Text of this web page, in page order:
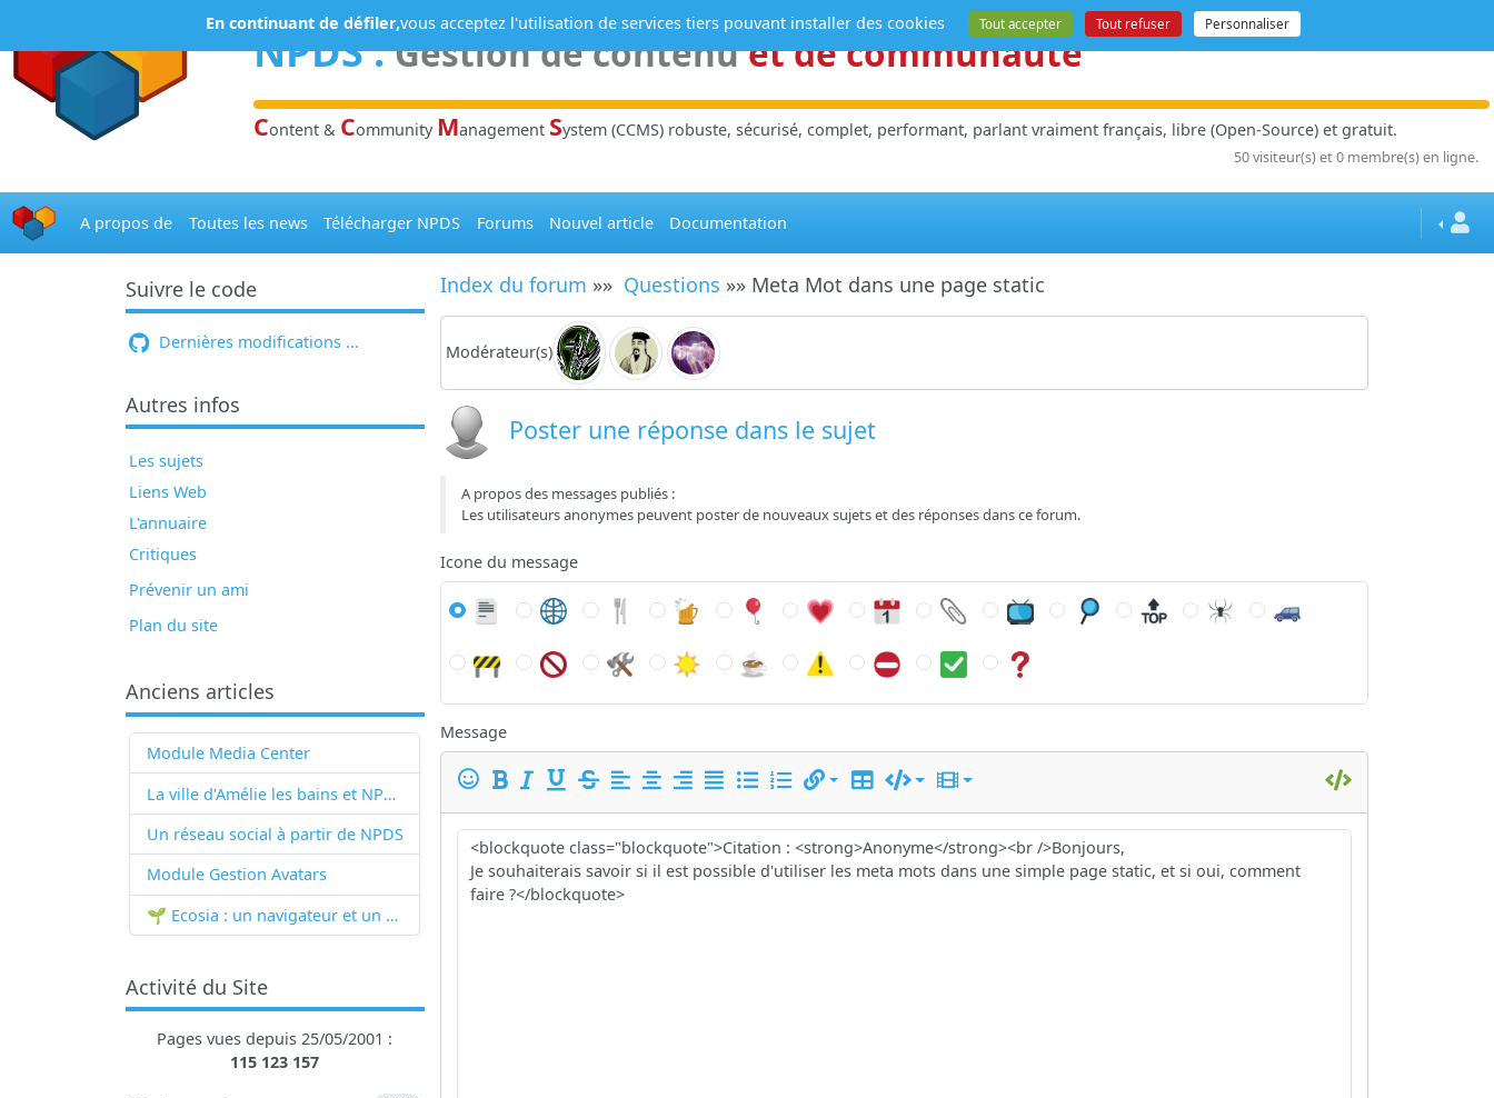
NPDS:Gestion de contenuet de communauté
Content & Community Management System (CCMS) robuste, sécurisé, complet, performant, parlant vraiment français, libre (Open-Source) et gratuit.
50 visiteur(s) et 0 membre(s) en ligne.
A propos de Toutes les news Télécharger NPDS Forums Nouvel article Documentation
Suivre le code
Dernières modifications ...
Autres infos
Les sujets
Liens Web
L'annuaire
Critiques
Prévenir un ami
Plan du site
Anciens articles
Module Media Center
La ville d'Amélie les bains et NPDS
Un réseau social à partir de NPDS
Module Gestion Avatars
🌱 Ecosia : un navigateur et un moteur de recherche qui plantent des arbres !...
Activité du Site
Pages vues depuis 25/05/2001 :
115 123 157
Index du forum »» Questions »» Meta Mot dans une page static
Modérateur(s)
Poster une réponse dans le sujet
A propos des messages publiés :
Les utilisateurs anonymes peuvent poster de nouveaux sujets et des réponses dans ce forum.
Icone du message
Message
En continuant de défiler,vous acceptez l'utilisation de services tiers pouvant installer des cookies Tout accepter Tout refuser Personnaliser